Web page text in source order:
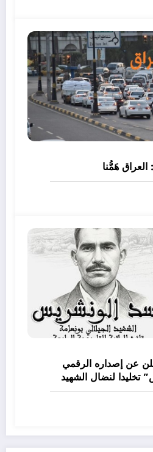
هَمُّنا
عن إصداره الرقمي
تخليدا لنضال الشهيد